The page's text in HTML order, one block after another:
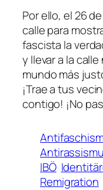
Por ello, el 26
calle para
fascista la
y llevar a la
mundo más
¡Trae a tus
contigo! ¡No
IBÖ
Remigration